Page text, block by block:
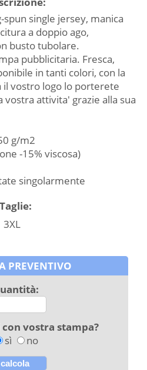
single jersey, manica
a doppio ago,
busto tubolare.
pubblicitaria. Fresca,
in tanti colori, con la
il vostro logo lo porterete
attivita' grazie alla sua
g/m2
-15% viscosa)
singolarmente
Taglie:
3XL
PREVENTIVO
vostra stampa?
sì
no